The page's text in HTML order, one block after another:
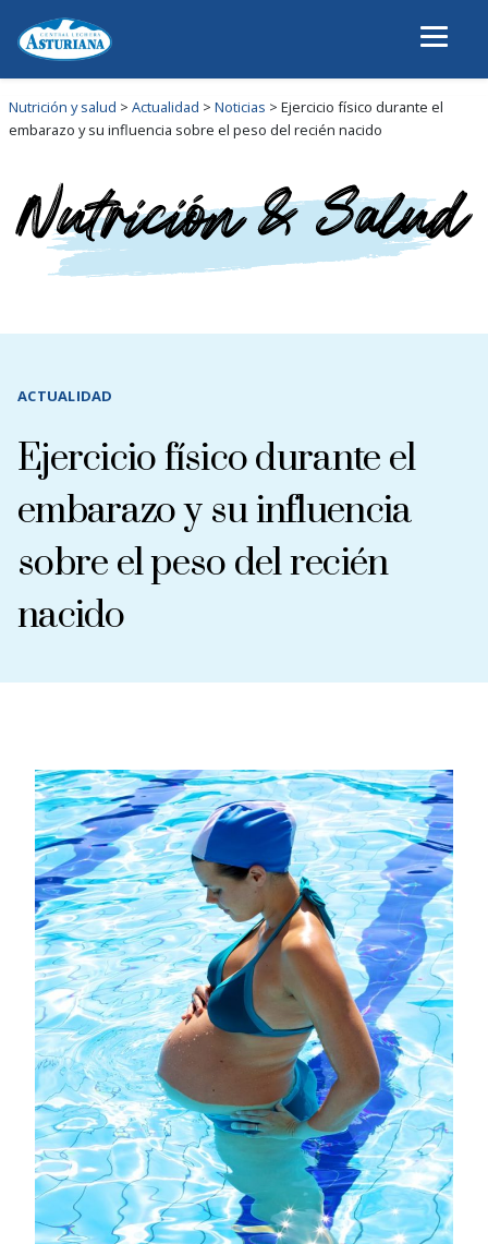
Nutrición y salud > Actualidad > Noticias > Ejercicio físico durante el
embarazo y su influencia sobre el peso del recién nacido
ACTUALIDAD
Ejercicio físico durante el
embarazo y su influencia
sobre el peso del recién
nacido